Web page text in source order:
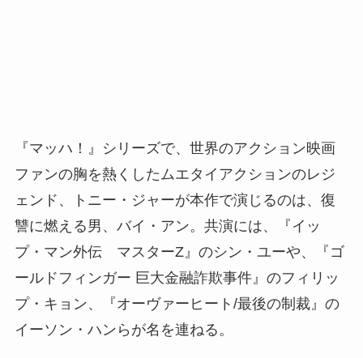
『マッハ！』シリーズで、世界のアクション映画
ファンの胸を熱くしたムエタイアクションのレジ
ェンド、トニー・ジャーが本作で演じるのは、復
讐に燃える男、バイ・アン。共演には、『イッ
プ・マン外伝 マスターZ』のシン・ユーや、『ゴ
ールドフィンガー 巨大金融詐欺事件』のフィリッ
プ・キョン、『オーヴァーヒート/最後の制裁』の
イーソン・ハンらが名を連ねる。